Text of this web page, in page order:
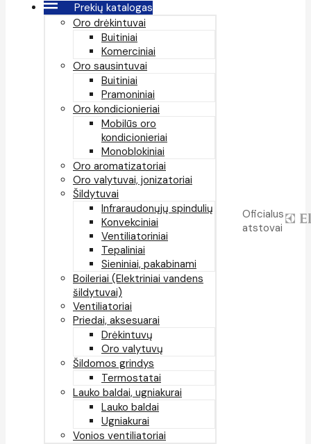
Prekių katalogas
Oro drėkintuvai
Buitiniai
Komerciniai
Oro sausintuvai
Buitiniai
Pramoniniai
Oro kondicionieriai
Mobilūs oro
kondicionieriai
Monoblokiniai
Oro aromatizatoriai
Oro valytuvai, jonizatoriai
Šildytuvai
Infraraudonųjų spindulių
Konvekciniai
Ventiliatoriniai
Tepaliniai
Sieniniai, pakabinami
Boileriai (Elektriniai vandens
šildytuvai)
Ventiliatoriai
Priedai, aksesuarai
Drėkintuvų
Oro valytuvų
Šildomos grindys
Termostatai
Lauko baldai, ugniakurai
Lauko baldai
Ugniakurai
Vonios ventiliatoriai
Oficialus
atstovai